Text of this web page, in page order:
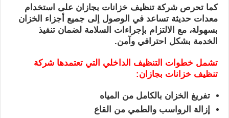
كما تحرص شركة تنظيف خزانات بجازان على استخدام
معدات حديثة تساعد في الوصول إلى جميع أجزاء الخزان
بسهولة، مع الالتزام بإجراءات السلامة لضمان تنفيذ
الخدمة بشكل احترافي وآمن.
تشمل خطوات التنظيف الداخلي التي تعتمدها شركة
تنظيف خزانات بجازان:
تفريغ الخزان بالكامل من المياه
إزالة الرواسب والطمي من القاع